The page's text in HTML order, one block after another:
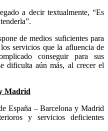
a decir textualmente, “Es
de medios suficientes para
servicios que la afluencia de
conseguir para sus
dificulta aún más, al crecer el
Madrid
España – Barcelona y Madrid
y servicios deficientes